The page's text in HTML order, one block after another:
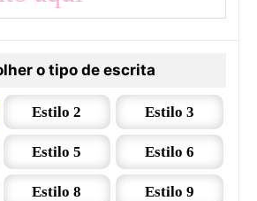
o tipo de escrita
Estilo 2 Estilo 3
Estilo 5 Estilo 6
Estilo 8 Estilo 9